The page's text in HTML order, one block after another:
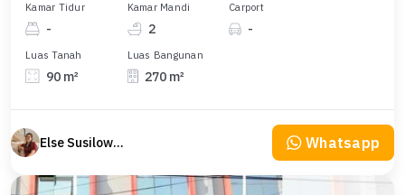
Kamar Tidur
-
Kamar Mandi
2
Carport
-
Luas Tanah
90 m²
Luas Bangunan
270 m²
Else Susilowaty Whatsapp